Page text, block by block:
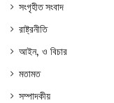
সংগৃহীত সংবাদ
রাষ্ট্রনীতি
আইন, ও বিচার
মতামত
সম্পাদকীয়